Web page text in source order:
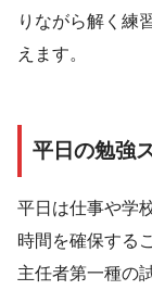
りながら解く練
えます。
平日の勉強
平日は仕事や学
時間を確保する
主任者第一種の